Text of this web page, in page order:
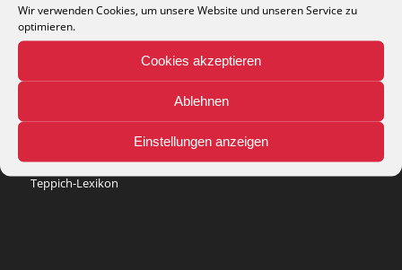
Wir verwenden Cookies, um unsere Website und unseren Service zu
optimieren.
Cookies akzeptieren
Ablehnen
Einstellungen anzeigen
phone: + 49 (2327) 3083 - 20
e-mail:info@theko-collection.com
INFO
Teppich-Lexikon